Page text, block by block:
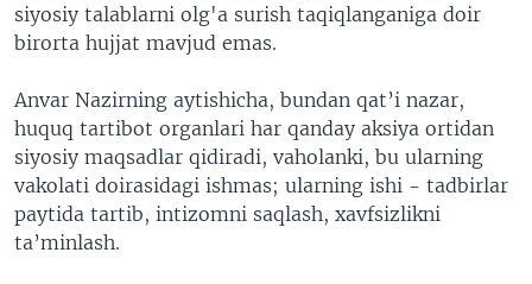
siyosiy talablarni olg'a surish taqiqlanganiga doir
birorta hujjat mavjud emas.
Anvar Nazirning aytishicha, bundan qat’i nazar,
huquq tartibot organlari har qanday aksiya ortidan
siyosiy maqsadlar qidiradi, vaholanki, bu ularning
vakolati doirasidagi ishmas; ularning ishi - tadbirlar
paytida tartib, intizomni saqlash, xavfsizlikni
ta’minlash.